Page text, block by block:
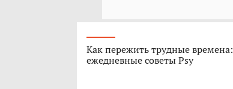
Как пережить трудные времена:
ежедневные советы Psy